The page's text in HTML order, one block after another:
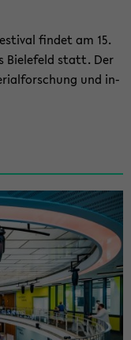
fin­det am 15.
Bie­le­feld statt. Der
und in­